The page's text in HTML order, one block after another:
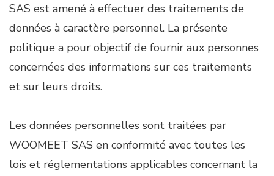
SAS est amené à effectuer des traitements de
données à caractère personnel. La présente
politique a pour objectif de fournir aux personnes
concernées des informations sur ces traitements
et sur leurs droits.
Les données personnelles sont traitées par
WOOMEET SAS en conformité avec toutes les
lois et réglementations applicables concernant la